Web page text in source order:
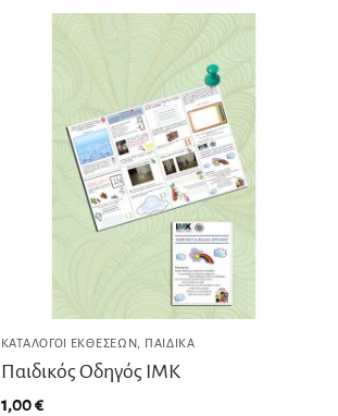
ΚΑΤΆΛΟΓΟΙ ΕΚΘΈΣΕΩΝ ΠΑΙΔΙΚΆ
Παιδικός Οδηγός ΙΜΚ
1,00€